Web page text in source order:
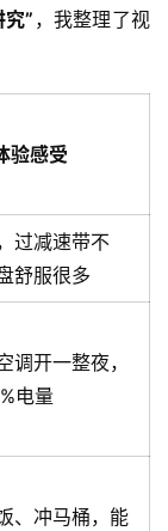
” ，我整理了视
验感受
过减速带不
舒服很多
调开一整夜，
电量
、冲马桶，能